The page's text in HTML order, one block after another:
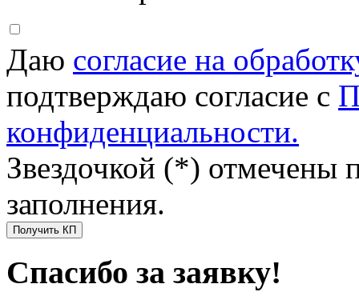
Даю согласие на
подтверждаю согласие с
конфиденциальности.
Звездочкой (*) отмечены
заполнения.
Получить КП
Спасибо за заявку!